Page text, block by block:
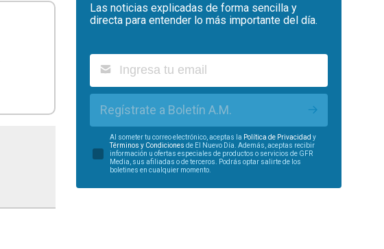
Las noticias explicadas de forma sencilla y
directa para entender lo más importante del día.
Regístrate a Boletín A.M.
Al someter tu correo electrónico, aceptas la Política de Privacidad y
Términos y Condiciones de El Nuevo Día. Además, aceptas recibir
información u ofertas especiales de productos o servicios de GFR
Media, sus afiliadas o de terceros. Podrás optar salirte de los
boletines en cualquier momento.